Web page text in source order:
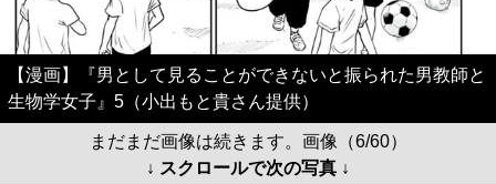
【漫画】『男として見ることができないと振られた男教師と
生物学女子』5（小出もと貴さん提供）
まだまだ画像は続きます。画像（6/60）
↓ スクロールで次の写真 ↓